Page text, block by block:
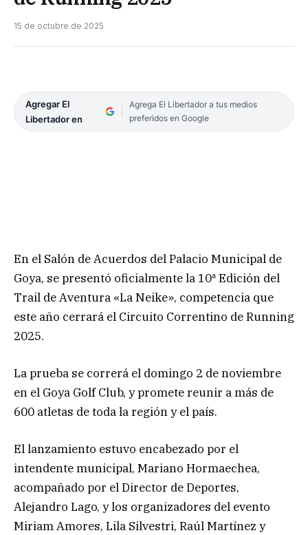
15 de octubre de 2025
Agregar El
Libertador en
Agrega El Libertador a tus medios
preferidos en Google
En el Salón de Acuerdos del Palacio Municipal de
Goya, se presentó oficialmente la 10ª Edición del
Trail de Aventura «La Neike», competencia que
este año cerrará el Circuito Correntino de Running
2025.
La prueba se correrá el domingo 2 de noviembre
en el Goya Golf Club, y promete reunir a más de
600 atletas de toda la región y el país.
El lanzamiento estuvo encabezado por el
intendente municipal, Mariano Hormaechea,
acompañado por el Director de Deportes,
Alejandro Lago, y los organizadores del evento
Miriam Amores, Lila Silvestri, Raúl Martínez y